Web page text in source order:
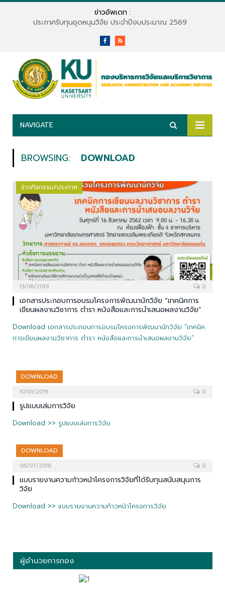
ข่าวอัพเดท :
ประกาศรับทุนอุดหนุนวิจัย ประจำปีงบประมาณ 2569
FacebookRSS
NAVIGATE
BROWSING: DOWNLOAD
ข่าวกิจกรรม/ประกาศ
13/08/2019 0
เอกสารประกอบการอบรมโครงการพัฒนานักวิจัย “เทคนิคการ
เขียนผลงานวิชาการ ตำรา หนังสือและการนําเสนอผลงานวิจัย”
Download เอกสารประกอบการอบรมโครงการพัฒนานักวิจัย “เทคนิค
การเขียนผลงานวิชาการ ตำรา หนังสือและการนําเสนอผลงานวิจัย”
DOWNLOAD
10/01/2019 0
รูปแบบเล่มการวิจัย
Download >> รูปแบบเล่มการวิจัย
DOWNLOAD
06/07/2018 0
แบบรายงานความก้าวหน้าโครงการวิจัยที่ได้รับทุนสนับสนุนการ
วิจัย
Download >> แบบรายงานความก้าวหน้าโครงการวิจัย
ผู้อำนวยการกอง